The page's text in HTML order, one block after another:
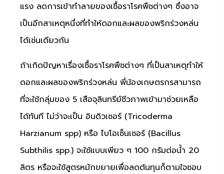
แรง ลดการเข้าทำลายของเชื้อราโรคพืชต่างๆ ซึ่งอาจ
เป็นอีกสาเหตุหนึ่งที่ทำให้ดอกและผลของพริกร่วงหล่น
ได้เช่นเดียวกัน
ถ้าเกิดปัญหาเรื่องเชื้อราโรคพืชต่างๆ ที่เป็นสาเหตุทำให้
ดอกและผลของพริกร่วงหล่น พี่น้องเกษตรกรสามารถ
ที่จะใช้กลุ่มของ 5 เสือจุลินทรีย์ชีวภาพเข้ามาช่วยเหลือ
ได้ทันที ไม่ว่าจะเป็น อินดิวเซอร์ (Tricoderma
Harzianum spp) หรือ ไบโอเซ็นเซอร์ (Bacillus
Subthilis spp.) จะใช้แบบเพียว ๆ 100 กรัมต่อน้ำ 20
ลิตร หรือจะใช้สูตรหมักขยายเพื่อลดต้นทุนก็ตามใจชอบ